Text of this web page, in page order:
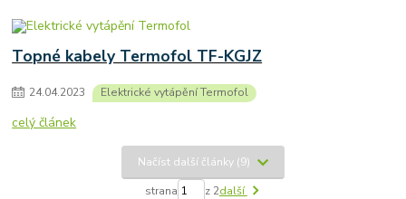
Topné kabely Termofol TF-KGJZ
24.04.2023 Elektrické vytápění Termofol
celý článek
Načíst další články (9)
strana z 2další